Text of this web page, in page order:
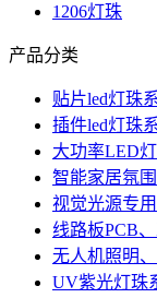
1206灯珠
产品分类
贴片led灯珠
插件led灯珠
大功率LED
智能家居氛
视觉光源专
线路板PCB
无人机照明
UV紫光灯珠